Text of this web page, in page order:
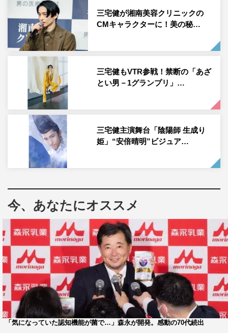
物語は「『人として好き』から『恋愛』に変わるタイミン
グはどんな時？」をテーマに、怒涛の展開へ。第2話でち
ょっとうぶなキッチン用品デザイナー・晴翔（水沢）を翻
弄したあざとギャップ女子・アカリ（鈴木愛理）が再び登
場し、晴翔と再会する。前回、「彼氏がいなければLINE
教えて」と言ってきた晴翔を、アカリが「連絡先交換する
のに彼氏いるとかいないとか関係あります？」と怒り混じ
りに突き放して以来、会うことのなかった2人。しかし実
は、アカリが以前から晴翔がデザインしたキッチン用品を
愛用しており、気まずくなったあの日も晴翔と会えるのを
楽しみにしていたことが判明するが、その理由が男として
は微妙なラインで、恋愛対象ではない匂いがプンプン漂
たスタジオメンバーが、晴翔とアカリの関係を進展させる
ための秘策をガチ提案する場面も。
また第2話のキーポイントとなった連絡先の聞き方につい
ても、あざと界のトップに君臨する田中、三宅がお手本を
披露。弘中も思わずNICEボタンを連打しながら「良い攻
防戦～！」とうなる。
さらに新企画「今週のあざと一人芝居選手権」もスター
ト。SNSで多数公開されている彼氏・彼女目線のあざとテ
クニック満載の「あざと一人芝居動画」を3本厳選して紹
三宅健が湘南美容クリニックの
CMキャラクターに！美の秘…
三宅健もVTR参戦！禁断の「あざ
とい男－1グランプリ」…
三宅健主演舞台「陰陽師 生成り
姫」“安倍晴明”ビジュア…
今、あなたにオススメ
「気になっていた認知機能が菌で…」森永が開発。感動の70代続出